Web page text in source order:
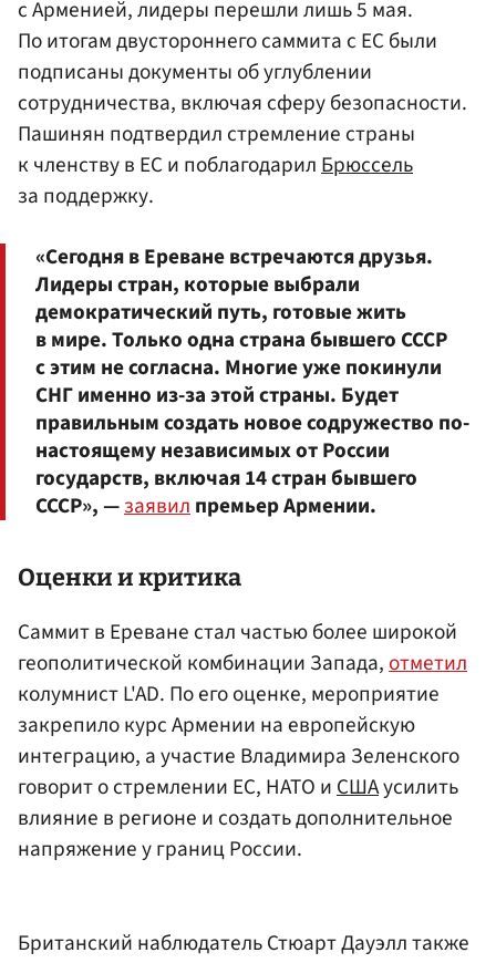
с Арменией, лидеры перешли лишь 5 мая.
По итогам двустороннего саммита с ЕС были
подписаны документы об углублении
сотрудничества, включая сферу безопасности.
Пашинян подтвердил стремление страны
к членству в ЕС и поблагодарилБрюссель
за поддержку.
«Сегодня в Ереване встречаются друзья.
Лидеры стран, которые выбрали
демократический путь, готовые жить
в мире. Только одна страна бывшего СССР
с этим не согласна. Многие уже покинули
СНГ именно из-за этой страны. Будет
правильным создать новое содружество по-
настоящему независимых от России
государств, включая 14 стран бывшего
СССР», —заявилпремьер Армении.
Оценки и критика
Саммит в Ереване стал частью более широкой
геополитической комбинации Запада, отметил
колумнист L'AD. По его оценке, мероприятие
закрепило курс Армении на европейскую
интеграцию, а участие Владимира Зеленского
говорит о стремлении ЕС, НАТО и СШАусилить
влияние в регионе и создать дополнительное
напряжение у границ России.
Британский наблюдатель Стюарт Дауэлл также